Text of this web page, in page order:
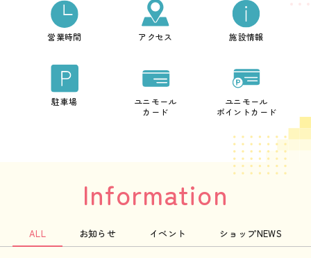
営業時間 アクセス 施設情報
駐車場
ユニモール
カード
ユニモール
ポイントカード
Information
ALL お知らせ イベント ショップNEWS